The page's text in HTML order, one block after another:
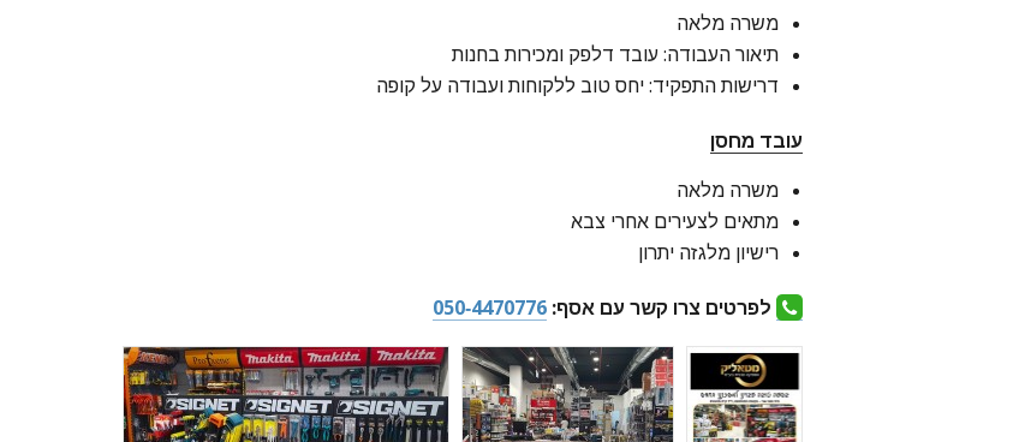
משרה מלאה
תיאור העבודה: עובד דלפק ומכירות בחנות
דרישות התפקיד: יחס טוב ללקוחות ועבודה על קופה
עובד מחסן
משרה מלאה
מתאים לצעירים אחרי צבא
רישיון מלגזה יתרון
לפרטים צרו קשר עם אסף: 050-4470776